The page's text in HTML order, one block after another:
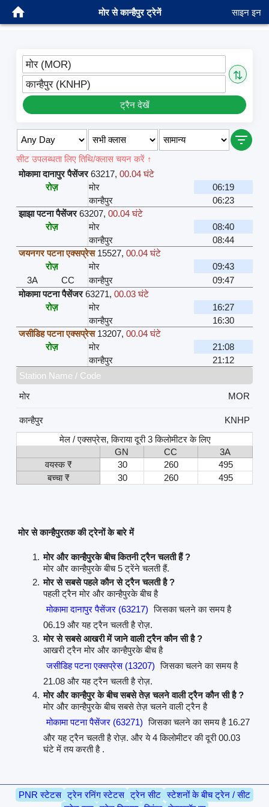
मोर से कान्हैपुर ट्रेनें साइन इन
मोर (MOR)
⇅
कान्हैपुर (KNHP)
ट्रैन देखें
सीट उपलब्धता लिए तिथि/क्लास चयन करें ↑
मोकामा दानापुर पैसेंजर 63217, 00.04 घंटे
रोज़
मोर
06:19
कान्हैपुर
06:23
झाझा पटना पैसेंजर 63207, 00.04 घंटे
रोज़
मोर
08:40
कान्हैपुर
08:44
जयनगर पटना एक्सप्रेस 15527, 00.04 घंटे
रोज़
मोर
09:43
3A
CC कान्हैपुर
09:47
मोकामा पटना पैसेंजर 63271, 00.03 घंटे
रोज़
मोर
16:27
कान्हैपुर
16:30
जसीडिह पटना एक्सप्रेस 13207, 00.04 घंटे
रोज़
मोर
21:08
कान्हैपुर
21:12
Station Name / Code
मोर
MOR
कान्हैपुर
KNHP
मेल / एक्सप्रेस, किराया दूरी 3 किलोमीटर के लिए
GN
CC
3A
वयस्क ₹
30 260
495
बच्चा ₹
30 260 495
मोर से कान्हैपुरतक की ट्रेनों के बारे में
मोर और कान्हैपुरके बीच कितनी ट्रैन चलती हैं ?
मोर और कान्हैपुरके बीच 5 ट्रेंने चलती हैं.
मोर से सबसे पहले कौन से ट्रैन चलती है ?
पहली ट्रैन मोर और कान्हैपुरके बीच है
मोकामा दानापुर पैसेंजर (63217) जिसका चलने का समय है
06.19 और यह ट्रैन चलती है रोज़.
मोर से सबसे आखरी में जाने वाली ट्रैन कौन सी है ?
आखरी ट्रैन मोर और कान्हैपुरके बीच है
जसीडिह पटना एक्सप्रेस (13207) जिसका चलने का समय है
21.08 और यह ट्रैन चलती है रोज़.
मोर और कान्हैपुर के बीच सबसे तेज़ चलने वाली ट्रैन कौन सी है ?
मोर और कान्हैपुरके बीच सबसे तेज़ चलने वाली ट्रैन है
मोकामा पटना पैसेंजर (63271) जिसका चलने का समय है 16.27
और यह ट्रैन चलती है रोज़. और ये 4 किलोमीटर की दूरी 00.03
घंटे में तय करती है .
PNR स्टेटस ट्रेन रनिंग स्टेटस ट्रेन सीट स्टेशनों के बीच ट्रेन / सीट